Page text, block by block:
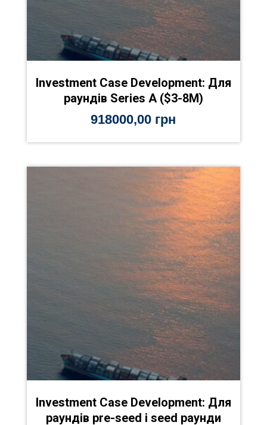
Investment Case Development: Для
раундів Series A ($3-8M)
918000,00 грн
Investment Case Development: Для
раундів pre-seed і seed раунди